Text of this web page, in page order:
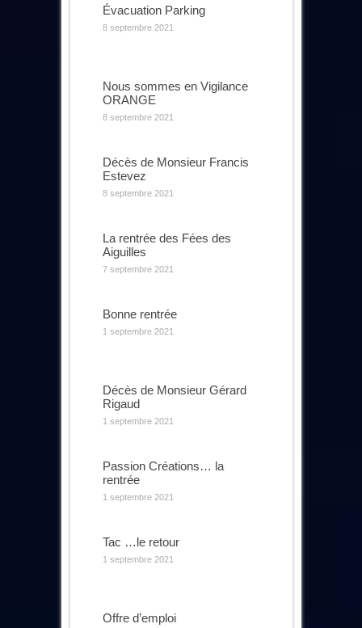
Évacuation Parking
8 septembre 2021
Nous sommes en Vigilance
ORANGE
8 septembre 2021
Décès de Monsieur Francis
Estevez
8 septembre 2021
La rentrée des Fées des
Aiguilles
7 septembre 2021
Bonne rentrée
1 septembre 2021
Décès de Monsieur Gérard
Rigaud
1 septembre 2021
Passion Créations… la
rentrée
1 septembre 2021
Tac …le retour
1 septembre 2021
Offre d’emploi